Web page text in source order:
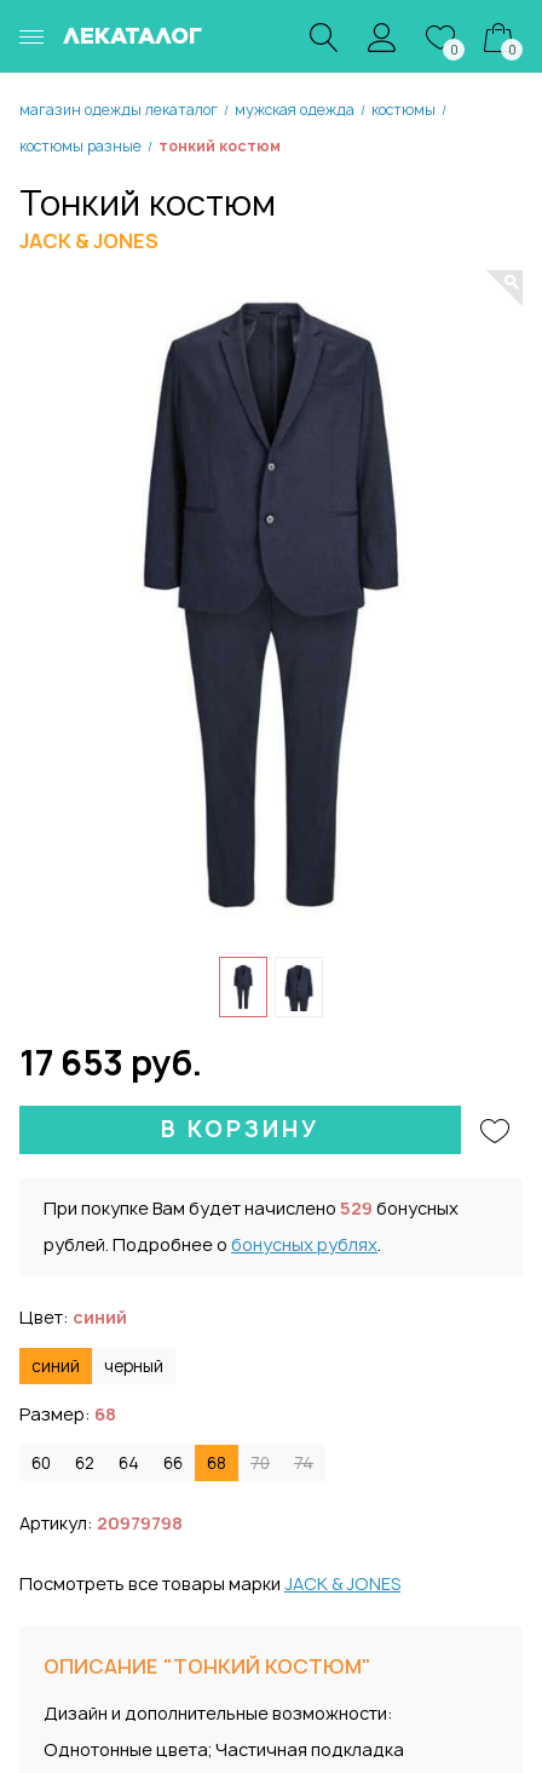
ЛЕКАТАЛОГ
0 0
магазин одежды лекаталог / мужская одежда / костюмы /
костюмы разные / тонкий костюм
Тонкий костюм
JACK & JONES
17 653 руб.
В КОРЗИНУ
При покупке Вам будет начислено 529 бонусных
рублей. Подробнее о бонусных рублях.
Цвет: синий
синий черный
Размер: 68
60 62 64 66 68 70 74
Артикул: 20979798
Посмотреть все товары марки JACK & JONES
ОПИСАНИЕ "ТОНКИЙ КОСТЮМ"
Дизайн и дополнительные возможности:
Однотонные цвета; Частичная подкладка